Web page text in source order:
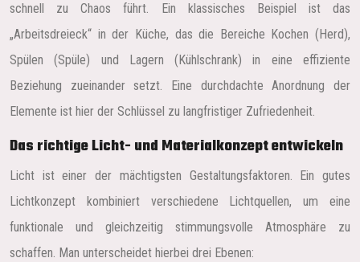
schnell zu Chaos führt. Ein klassisches Beispiel ist das
„Arbeitsdreieck“ in der Küche, das die Bereiche Kochen (Herd),
Spülen (Spüle) und Lagern (Kühlschrank) in eine effiziente
Beziehung zueinander setzt. Eine durchdachte Anordnung der
Elemente ist hier der Schlüssel zu langfristiger Zufriedenheit.
Das richtige Licht- und Materialkonzept entwickeln
Licht ist einer der mächtigsten Gestaltungsfaktoren. Ein gutes
Lichtkonzept kombiniert verschiedene Lichtquellen, um eine
funktionale und gleichzeitig stimmungsvolle Atmosphäre zu
schaffen. Man unterscheidet hierbei drei Ebenen: